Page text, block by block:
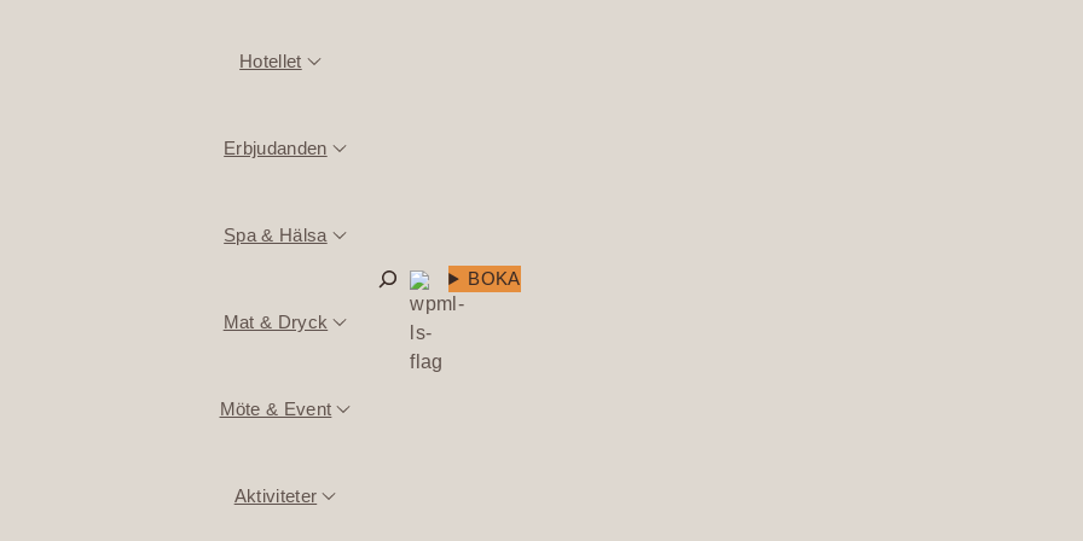
Hotellet
Erbjudanden
Spa & Hälsa
Mat & Dryck
Möte & Event
Aktiviteter
Sök BOKA